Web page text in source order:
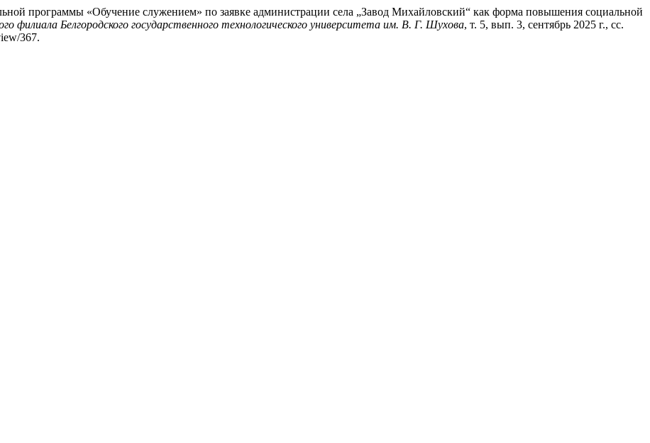
программы «Обучение служением» по заявке администрации села „Завод Михайловский“ как форма повышения социальной
филиала Белгородского государственного технологического университета им. В. Г. Шухова, т. 5, вып. 3, сентябрь 2025 г., сс.
367.